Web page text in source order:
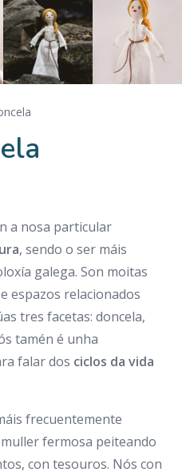
a nosa particular
, sendo o ser máis
galega. Son moitas
espazos relacionados
tres facetas: doncela,
tamén é unha
falar dos ciclos da vida
frecuentemente
fermosa peiteando
con tesouros. Nós con